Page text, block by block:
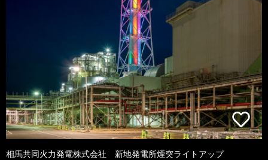
相馬共同火力発電株式会社 新地発電所煙突ライトアップ